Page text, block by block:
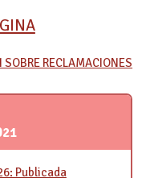
SOBRE RECLAMACIONES
Publicada